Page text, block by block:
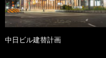
中日ビル建替計画